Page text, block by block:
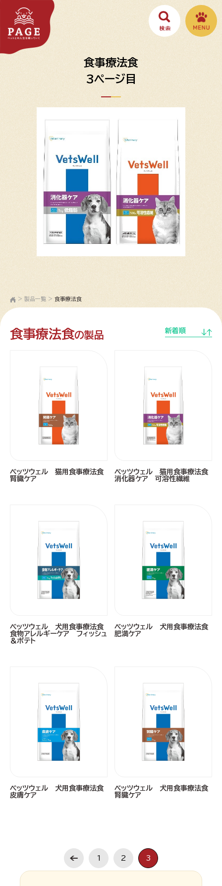
食事療法食
3ページ目
> 製品一覧 > 食事療法食
食事療法食の製品 新着順
ベッツウェル 猫用食事療法食
腎臓ケア
ベッツウェル 猫用食事療法食
消化器ケア 可溶性繊維
ベッツウェル 犬用食事療法食
食物アレルギーケア フィッシュ
＆ポテト
ベッツウェル 犬用食事療法食
肥満ケア
ベッツウェル 犬用食事療法食
皮膚ケア
ベッツウェル 犬用食事療法食
腎臓ケア
1 2 3